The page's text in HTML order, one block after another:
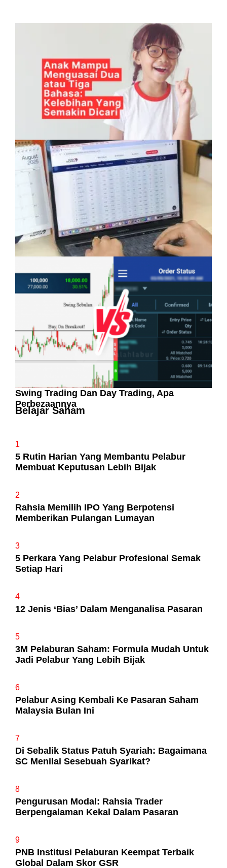
Anak Mampu Menguasai Dua atau Tiga
Bahasa: Kelebihan Yang Semakin Dicari
Pelaburan Saham Bukan Untuk Mereka Yang
Suka ‘Stress’
Swing Trading Dan Day Trading, Apa
Perbezaannya
Belajar Saham
1
5 Rutin Harian Yang Membantu Pelabur
Membuat Keputusan Lebih Bijak
2
Rahsia Memilih IPO Yang Berpotensi
Memberikan Pulangan Lumayan
3
5 Perkara Yang Pelabur Profesional Semak
Setiap Hari
4
12 Jenis ‘Bias’ Dalam Menganalisa Pasaran
5
3M Pelaburan Saham: Formula Mudah Untuk
Jadi Pelabur Yang Lebih Bijak
6
Pelabur Asing Kembali Ke Pasaran Saham
Malaysia Bulan Ini
7
Di Sebalik Status Patuh Syariah: Bagaimana
SC Menilai Sesebuah Syarikat?
8
Pengurusan Modal: Rahsia Trader
Berpengalaman Kekal Dalam Pasaran
9
PNB Institusi Pelaburan Keempat Terbaik
Global Dalam Skor GSR